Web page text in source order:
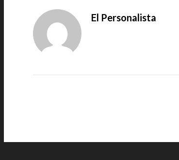
El Personalista